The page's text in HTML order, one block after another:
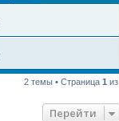
2 темы • Страница 1 из
Перейти